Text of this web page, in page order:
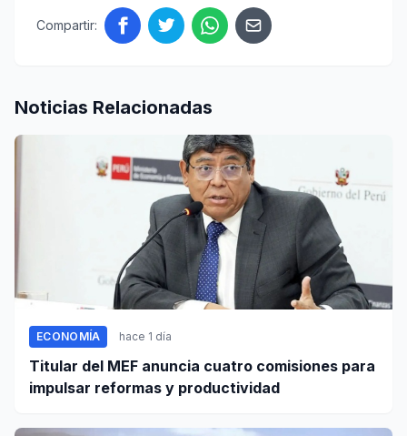
Compartir:
Noticias Relacionadas
ECONOMÍA hace 1 día
Titular del MEF anuncia cuatro comisiones para
impulsar reformas y productividad